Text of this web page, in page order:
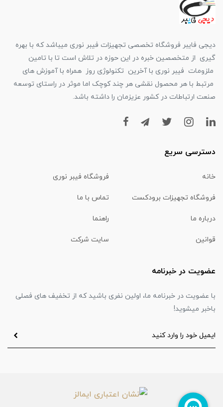
دیجی فایبر فروشگاه تخصصی تجهیزات فیبر نوری میباشد که با بهره
گیری از متخصصین خبره در این حوزه در تلاش است تا با تامین
ملزومات فیبر نوری با آخرین تکنولوژی روز همراه با آموزش های
مرتبط با هر محصول نقشی هر چند کوچک اما موثر در راستای توسعه
صنعت ارتباطات در کشور عزیزمان را داشته باشد.
دسترسی سریع
خانه فروشگاه فیبر نوری
فروشگاه تجهیزات برودکست تماس با ما
درباره ما راهنما
قوانین سایت شرکت
عضویت در خبرنامه
با عضویت در خبرنامه ما، اولین نفری باشید که از تخفیف های فصلی
باخبر میشوید!